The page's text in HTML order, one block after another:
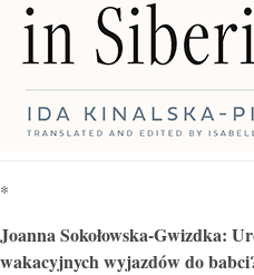
*
Joanna Sokołowska-Gwizdka:
wakacyjnych wyjazdów do